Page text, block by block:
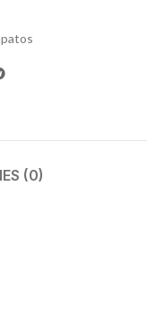
(0)